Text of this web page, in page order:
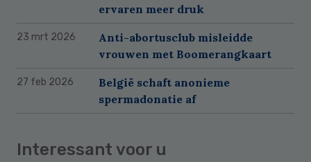
ervaren meer druk
23 mrt 2026
Anti-abortusclub misleidde
vrouwen met Boomerangkaart
27 feb 2026
België schaft anonieme
spermadonatie af
Interessant voor u